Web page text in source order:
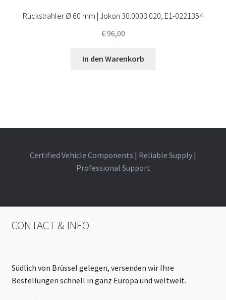
Rückstrahler Ø 60 mm | Jokon 30.0003.020, E1-0221354
€96,00
In den Warenkorb
Certified Vehicle Components | Reliable Supply |
Professional Support
CONTACT & INFO
Südlich von Brüssel gelegen, versenden wir Ihre
Bestellungen schnell in ganz Europa und weltweit.